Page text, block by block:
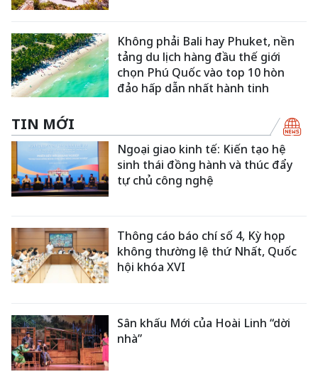
Không phải Bali hay Phuket, nền
tảng du lịch hàng đầu thế giới
chọn Phú Quốc vào top 10 hòn
đảo hấp dẫn nhất hành tinh
TIN MỚI
Ngoại giao kinh tế: Kiến tạo hệ
sinh thái đồng hành và thúc đẩy
tự chủ công nghệ
Thông cáo báo chí số 4, Kỳ họp
không thường lệ thứ Nhất, Quốc
hội khóa XVI
Sân khấu Mới của Hoài Linh “dời
nhà”